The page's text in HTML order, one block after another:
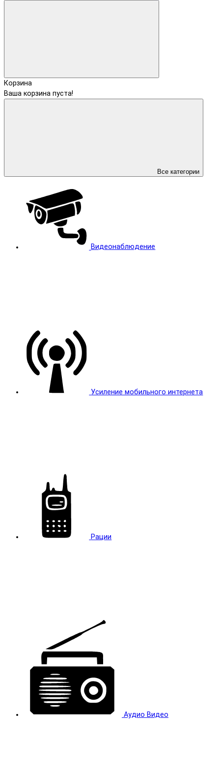
Корзина
Ваша корзина пуста!
Все категории
Видеонаблюдение
Усиление мобильного интернета
Рации
Аудио Видео